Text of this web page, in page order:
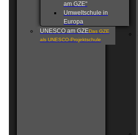
am GZE"
Umweltschule in
Europa
UNESCO am GZEDas GZE
als UNESCO-Projektschule